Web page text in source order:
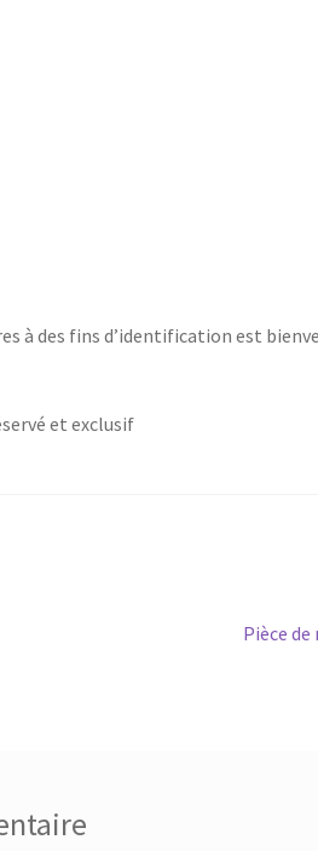
à des fins d’identification est
et exclusif
Pièce